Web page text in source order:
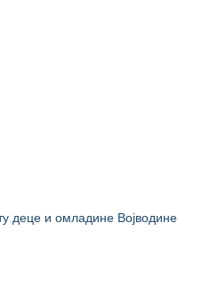
деце и омладине Војводине